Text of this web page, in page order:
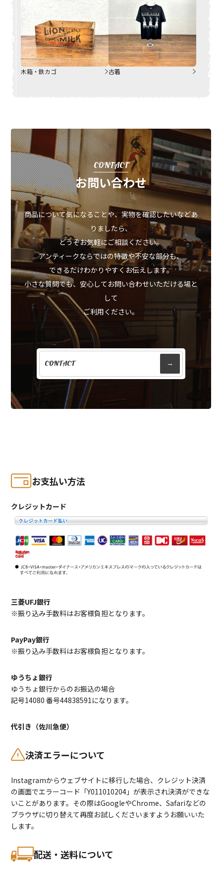
木箱・鉄カゴ 古着
CONTACT
お問い合わせ
商品について気になることや、実物を確認したいなどあ
りましたら、
どうぞお気軽にご相談ください。
アンティークならではの特徴や不安な部分も、
できるだけわかりやすくお伝えします。
小さな質問でも、安心してお問い合わせいただける場と
して
ご利用ください。
CONTACT →
お支払い方法
クレジットカード
三菱UFJ銀行
※振り込み手数料はお客様負担となります。
PayPay銀行
※振り込み手数料はお客様負担となります。
ゆうちょ銀行
ゆうちょ銀行からのお振込の場合
記号14080 番号44838591になります。
代引き（佐川急便）
決済エラーについて
Instagramからウェブサイトに移行した場合、クレジット決済
の画面でエラーコード「Y011010204」が表示され決済ができな
いことがあります。その際はGoogleやChrome、Safariなどの
ブラウザに切り替えて再度お試しくださいますようお願いいた
します。
配送・送料について